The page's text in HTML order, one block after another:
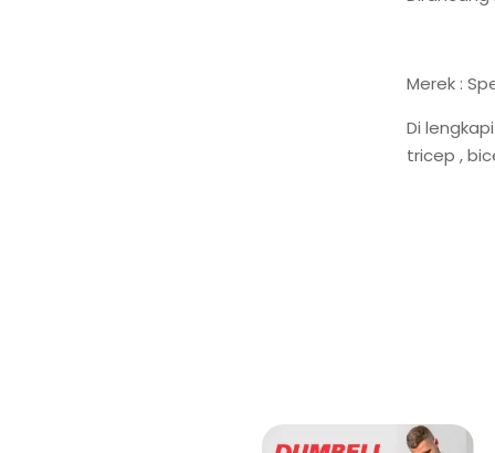
Merek :
Di
tricep ,